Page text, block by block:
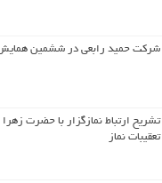
شرکت حمید رابعی در ششمین
تشریح ارتباط نمازگزار با حضرت زهرا
تعقیبات نماز